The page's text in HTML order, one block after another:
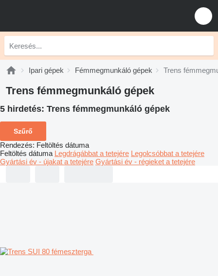
Ipari gépek Fémmegmunkáló gépek Trens
Trens fémmegmunkáló gépek
5 hirdetés: Trens fémmegmunkáló gépek
Szűrő
Rendezés: Feltöltés dátuma
Feltöltés dátuma Legdrágábbat a tetejére Legolcsóbbat a tetejére
Gyártási év - újakat a tetejére Gyártási év - régieket a tetejére